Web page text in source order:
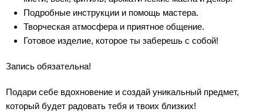
Подробные инструкции и помощь мастера.
Творческая атмосфера и приятное общение.
Готовое изделие, которое ты заберешь с собой!
Запись обязательна!
Подари себе вдохновение и создай уникальный предмет,
который будет радовать тебя и твоих близких!